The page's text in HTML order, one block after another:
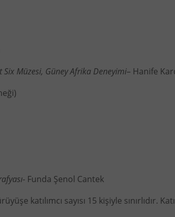
Six Müzesi, Güney Afrika Deneyimi– Hanife
Funda Şenol Cantek
katılımcı sayısı 15 kişiyle sınırlıdır.